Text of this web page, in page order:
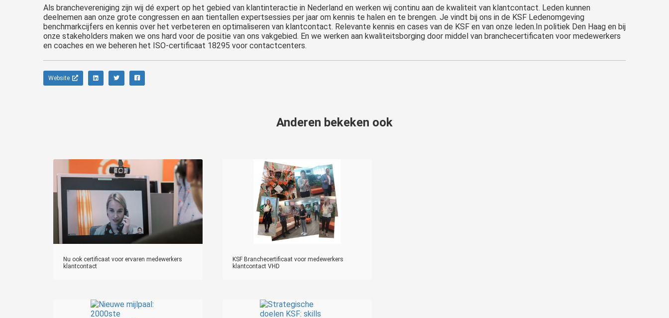
Als branchevereniging zijn wij dé expert op het gebied van klantinteractie in Nederland en werken wij continu aan de kwaliteit van klantcontact. Leden kunnen
deelnemen aan onze grote congressen en aan tientallen expertsessies per jaar om kennis te halen en te brengen. Je vindt bij ons in de KSF Ledenomgeving
benchmarkcijfers en kennis over het verbeteren en optimaliseren van klantcontact. Relevante kennis en cases van de KSF en van onze leden.In politiek Den Haag en bij
onze stakeholders maken we ons hard voor de positie van ons vakgebied. En we werken aan kwaliteitsborging door middel van branchecertificaten voor medewerkers
en coaches en we beheren het ISO-certificaat 18295 voor contactcenters.
Website
Anderen bekeken ook
Nu ook certificaat voor ervaren medewerkers
klantcontact
KSF Branchecertificaat voor medewerkers
klantcontact VHD